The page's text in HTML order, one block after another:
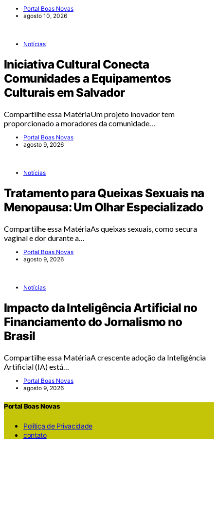
Portal Boas Novas
agosto 10, 2026
Notícias
Iniciativa Cultural Conecta
Comunidades a Equipamentos
Culturais em Salvador
Compartilhe essa MatériaUm projeto inovador tem
proporcionado a moradores da comunidade…
Portal Boas Novas
agosto 9, 2026
Notícias
Tratamento para Queixas Sexuais na
Menopausa: Um Olhar Especializado
Compartilhe essa MatériaAs queixas sexuais, como secura
vaginal e dor durante a…
Portal Boas Novas
agosto 9, 2026
Notícias
Impacto da Inteligência Artificial no
Financiamento do Jornalismo no
Brasil
Compartilhe essa MatériaA crescente adoção da Inteligência
Artificial (IA) está…
Portal Boas Novas
agosto 9, 2026
Portal Boas Novas
Política de Privacidade
contato